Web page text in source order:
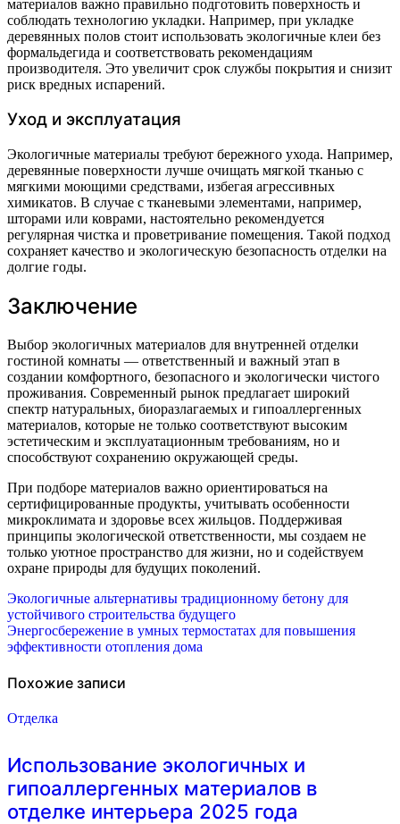
материалов важно правильно подготовить поверхность и
соблюдать технологию укладки. Например, при укладке
деревянных полов стоит использовать экологичные клеи без
формальдегида и соответствовать рекомендациям
производителя. Это увеличит срок службы покрытия и снизит
риск вредных испарений.
Уход и эксплуатация
Экологичные материалы требуют бережного ухода. Например,
деревянные поверхности лучше очищать мягкой тканью с
мягкими моющими средствами, избегая агрессивных
химикатов. В случае с тканевыми элементами, например,
шторами или коврами, настоятельно рекомендуется
регулярная чистка и проветривание помещения. Такой подход
сохраняет качество и экологическую безопасность отделки на
долгие годы.
Заключение
Выбор экологичных материалов для внутренней отделки
гостиной комнаты — ответственный и важный этап в
создании комфортного, безопасного и экологически чистого
проживания. Современный рынок предлагает широкий
спектр натуральных, биоразлагаемых и гипоаллергенных
материалов, которые не только соответствуют высоким
эстетическим и эксплуатационным требованиям, но и
способствуют сохранению окружающей среды.
При подборе материалов важно ориентироваться на
сертифицированные продукты, учитывать особенности
микроклимата и здоровье всех жильцов. Поддерживая
принципы экологической ответственности, мы создаем не
только уютное пространство для жизни, но и содействуем
охране природы для будущих поколений.
Навигация
по
записям
Экологичные альтернативы традиционному бетону для
устойчивого строительства будущего
Энергосбережение в умных термостатах для повышения
эффективности отопления дома
Похожие записи
Отделка
Использование экологичных и
гипоаллергенных материалов в
отделке интерьера 2025 года